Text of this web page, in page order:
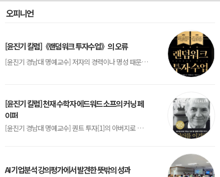
오피니언
[윤진기 칼럼]《랜덤워크 투자수업》의 오류
[윤진기 경남대 명예교수] 저자의 경력이나 명성 때문인지 2020년에 번역 출판된 《랜덤워크 투자수업》(A Random Walk Down Wall Street) 12판은 표지부터가 거창하다. ‘45년간 12번 개정하며 철저히 검증한 투자서’, ‘전문가 부럽지 않은 투자 감각을 길러주는 위대한 투자지침서’ 라는 은빛 광고문구로 독자를 유혹한다.[1] 출판 50주...
[윤진기 칼럼] 천재 수학자 에드워드 소프의 커닝 페
이퍼
[윤진기 경남대 명예교수] 퀀트 투자[1]의 아버지로 불리는 에드워드 소프(Edward O. Thorp)는 수학계에서 천재로 알려진 인물이다. 그는 수학자이지만, 투자 업계에도 여러 가지 흥미로운 일화를 남겼다.수학을 이용하여 카지노를 이길 수 있는지가 궁금했던 그는 동료 교수가 소개해 준 블랙잭(Blackjack) 전략의 핵심을 손바닥 크기의 종이에 요...
AI 기업분석 강의평가에서 발견한 뜻밖의 성과